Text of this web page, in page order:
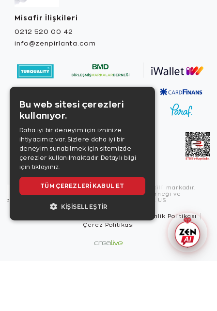
Misafir İlişkileri
0212 520 00 42
info@zenpirlanta.com
Copyright © 2026, Zen Diamond tescilli markadır.
Zen Diamond Birleşmiş Markalar Derneği ve
Turquality Destek Programı üyesidir. US
Güvenlik Politikası
Çerez Politikası
Bu web sitesi çerezleri
kullanıyor.
Daha iyi bir deneyim için izninize
ihtiyacımız var. Sizlere daha iyi bir
deneyim sunabilmek için sitemizde
çerezler kullanılmaktadır. Detaylı bilgi
için tıklayınız.
TÜM ÇEREZLERI KABUL ET
KIŞISELLEŞTIR